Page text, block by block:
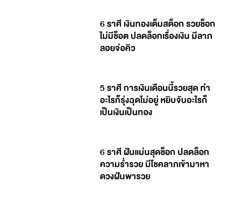
6 ราศี เงินทองเต็มสต็อก รวยช็อก
ไม่มีช็อต ปลดล็อกเรื่องเงิน มีลาภ
ลอยจ่อคิว
5 ราศี การเงินเดือนนี้รวยสุด ทำ
อะไรก็รุ่งฉุดไม่อยู่ หยิบจับอะไรก็
เป็นเงินเป็นทอง
6 ราศี ฝันแม่นสุดช็อก ปลดล็อก
ความร่ำรวย มีโชคลาภเข้ามาหา
ดวงฝันพารวย